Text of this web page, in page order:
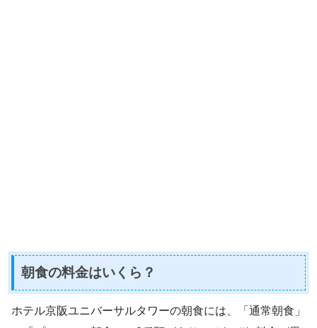
朝食の料金はいくら？
ホテル京阪ユニバーサルタワーの朝食には、「通常朝食」